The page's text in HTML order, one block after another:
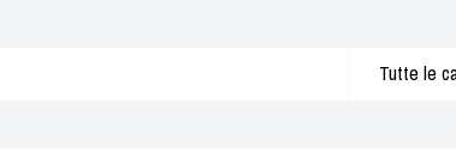
Tutte le